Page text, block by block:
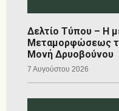
Δελτίο Τύπου – Η
Μεταμορφώσεως
Μονή Δρυοβούνου
7 Αυγούστου 2026